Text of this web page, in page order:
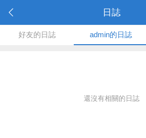
日誌
好友的日誌 admin的日誌
還沒有相關的日誌